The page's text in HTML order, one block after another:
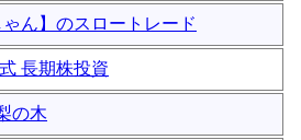
ん】のスロートレード
長期株投資
の木